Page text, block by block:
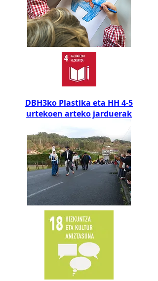
DBH3ko Plastika eta HH 4-5
urtekoen arteko jarduerak